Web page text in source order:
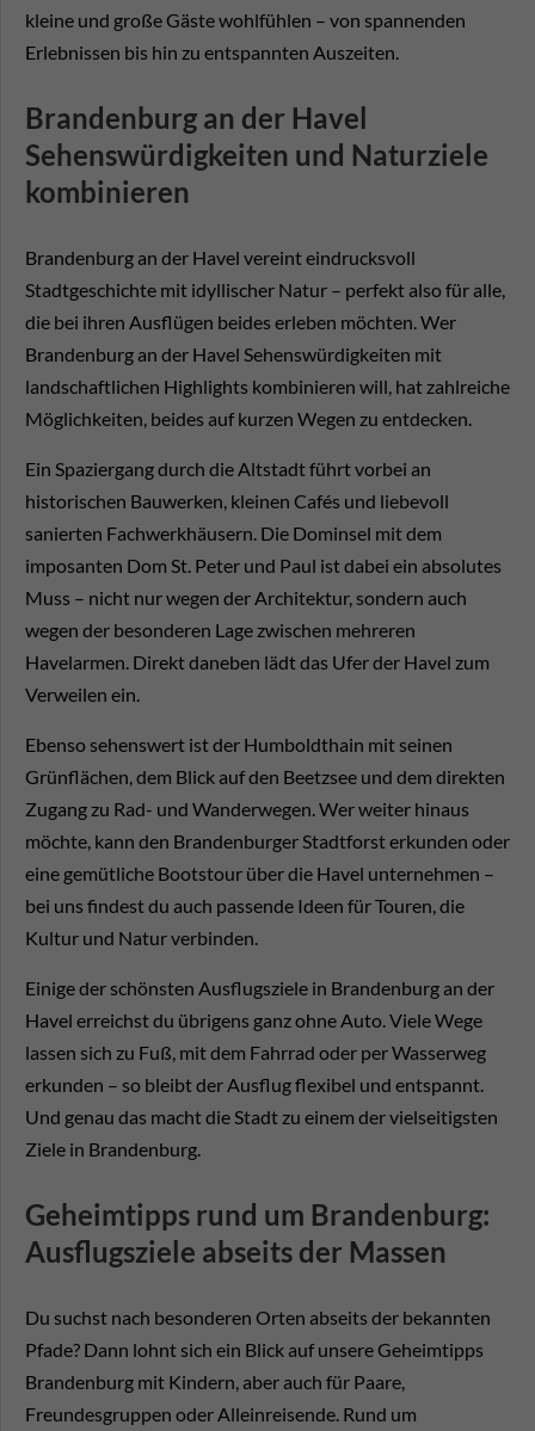
kleine und große Gäste wohlfühlen – von spannenden
Erlebnissen bis hin zu entspannten Auszeiten.
Brandenburg an der Havel
Sehenswürdigkeiten und Naturziele
kombinieren
Brandenburg an der Havel vereint eindrucksvoll
Stadtgeschichte mit idyllischer Natur – perfekt also für alle,
die bei ihren Ausflügen beides erleben möchten. Wer
Brandenburg an der Havel Sehenswürdigkeiten mit
landschaftlichen Highlights kombinieren will, hat zahlreiche
Möglichkeiten, beides auf kurzen Wegen zu entdecken.
Ein Spaziergang durch die Altstadt führt vorbei an
historischen Bauwerken, kleinen Cafés und liebevoll
sanierten Fachwerkhäusern. Die Dominsel mit dem
imposanten Dom St. Peter und Paul ist dabei ein absolutes
Muss – nicht nur wegen der Architektur, sondern auch
wegen der besonderen Lage zwischen mehreren
Havelarmen. Direkt daneben lädt das Ufer der Havel zum
Verweilen ein.
Ebenso sehenswert ist der Humboldthain mit seinen
Grünflächen, dem Blick auf den Beetzsee und dem direkten
Zugang zu Rad- und Wanderwegen. Wer weiter hinaus
möchte, kann den Brandenburger Stadtforst erkunden oder
eine gemütliche Bootstour über die Havel unternehmen –
bei uns findest du auch passende Ideen für Touren, die
Kultur und Natur verbinden.
Einige der schönsten Ausflugsziele in Brandenburg an der
Havel erreichst du übrigens ganz ohne Auto. Viele Wege
lassen sich zu Fuß, mit dem Fahrrad oder per Wasserweg
erkunden – so bleibt der Ausflug flexibel und entspannt.
Und genau das macht die Stadt zu einem der vielseitigsten
Ziele in Brandenburg.
Geheimtipps rund um Brandenburg:
Ausflugsziele abseits der Massen
Du suchst nach besonderen Orten abseits der bekannten
Pfade? Dann lohnt sich ein Blick auf unsere Geheimtipps
Brandenburg mit Kindern, aber auch für Paare,
Freundesgruppen oder Alleinreisende. Rund um